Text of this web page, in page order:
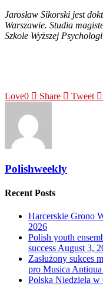
Jarosław Sikorski jest
Warszawie. Studia
Szkole Wyższej
Love0 Share Tweet
Polishweekly
Recent Posts
Harcerskie Grono
2026
Polish youth
success August 3,
Zasłużony sukces
pro Musica Antiqua
Polska Niedziela